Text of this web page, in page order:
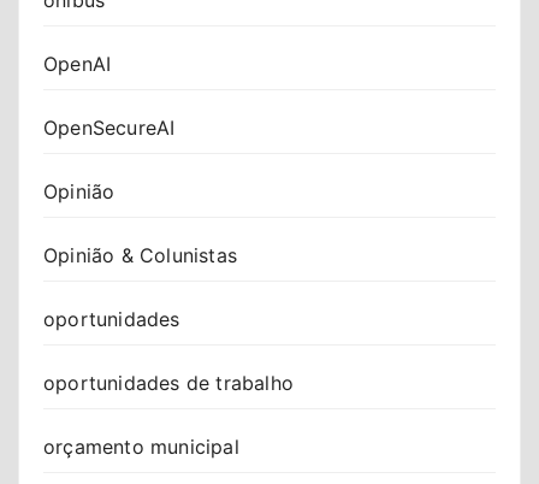
OpenAI
OpenSecureAI
Opinião
Opinião & Colunistas
oportunidades
oportunidades de trabalho
orçamento municipal